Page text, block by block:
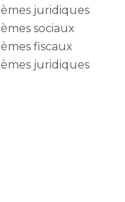
juridiques
sociaux
fiscaux
juridiques